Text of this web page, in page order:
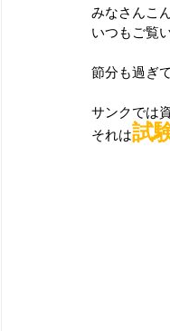
みなさんこ
いつもご覧
節分も過ぎ
サンクでは
それは試